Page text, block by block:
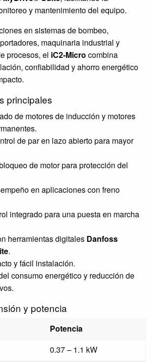
y mantenimiento del equipo.
en sistemas de bombeo,
maquinaria industrial y
procesos, el iC2-Micro combina
confiabilidad y ahorro energético
principales
de motores de inducción y motores
de par en lazo abierto para mayor
de motor para protección del
en aplicaciones con freno
integrado para una puesta en marcha
herramientas digitales Danfoss
.
y fácil instalación.
consumo energético y reducción de
y potencia
Potencia
0.37 – 1.1 kW